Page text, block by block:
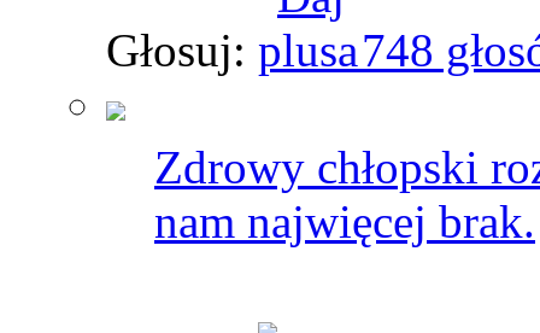
Głosuj: 748
Zdrowy chłopski
nam najwięcej brak.